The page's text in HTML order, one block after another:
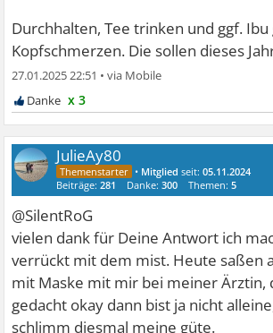
Durchhalten, Tee trinken und ggf. Ibu
Kopfschmerzen. Die sollen dieses
27.01.2025 22:51 •
x 3
JulieAy80
• Mitglied seit:05.11.2024
Beiträge:281 Danke:300 Themen:5
@SilentRoG
vielen dank für Deine Antwort ich
verrückt mit dem mist. Heute saßen
mit Maske mit mir bei meiner Ärztin,
gedacht okay dann bist ja nicht
schlimm diesmal meine güte.